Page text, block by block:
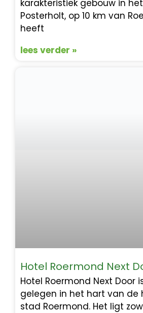
karakteristiek gebouw in
Posterholt, op 10 km van
heeft
lees verder »
Hotel Roermond Next
Hotel Roermond Next Door
gelegen in het hart van de
stad Roermond. Het ligt